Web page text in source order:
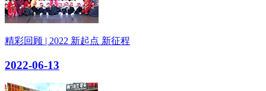
精彩回顾 | 2022 新起点 新征程
2022-06-13